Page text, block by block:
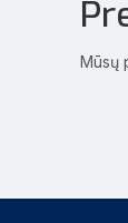
Mūsų